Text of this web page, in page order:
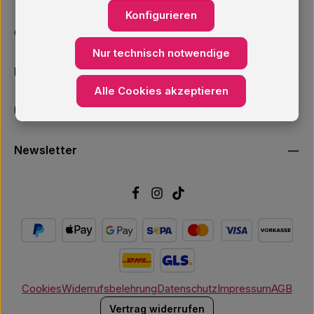
Oder über unser Kontaktformular.
Informationen
Unsere Services
Newsletter
CookiesWiderrufsbelehrungDatenschutzImpressumAGB
Vertrag widerrufen
Nur technisch notwendige
Konfigurieren
Alle Cookies akzeptieren